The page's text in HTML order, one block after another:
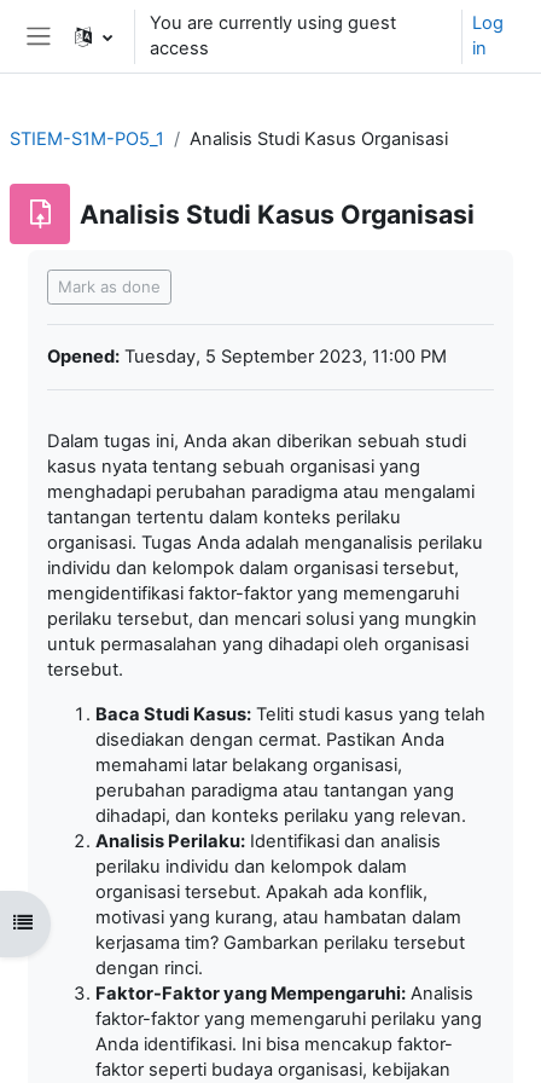
Skip to main content
Side panel
You are currently using guest
access
Log
in
Open course index
STIEM-S1M-PO5_1 Analisis Studi Kasus Organisasi
Analisis Studi Kasus Organisasi
Mark as done
Opened: Tuesday, 5 September 2023, 11:00 PM
Dalam tugas ini, Anda akan diberikan sebuah studi
kasus nyata tentang sebuah organisasi yang
menghadapi perubahan paradigma atau mengalami
tantangan tertentu dalam konteks perilaku
organisasi. Tugas Anda adalah menganalisis perilaku
individu dan kelompok dalam organisasi tersebut,
mengidentifikasi faktor-faktor yang memengaruhi
perilaku tersebut, dan mencari solusi yang mungkin
untuk permasalahan yang dihadapi oleh organisasi
tersebut.
Baca Studi Kasus: Teliti studi kasus yang telah
disediakan dengan cermat. Pastikan Anda
memahami latar belakang organisasi,
perubahan paradigma atau tantangan yang
dihadapi, dan konteks perilaku yang relevan.
Analisis Perilaku: Identifikasi dan analisis
perilaku individu dan kelompok dalam
organisasi tersebut. Apakah ada konflik,
motivasi yang kurang, atau hambatan dalam
kerjasama tim? Gambarkan perilaku tersebut
dengan rinci.
Faktor-Faktor yang Mempengaruhi: Analisis
faktor-faktor yang memengaruhi perilaku yang
Anda identifikasi. Ini bisa mencakup faktor-
faktor seperti budaya organisasi, kebijakan